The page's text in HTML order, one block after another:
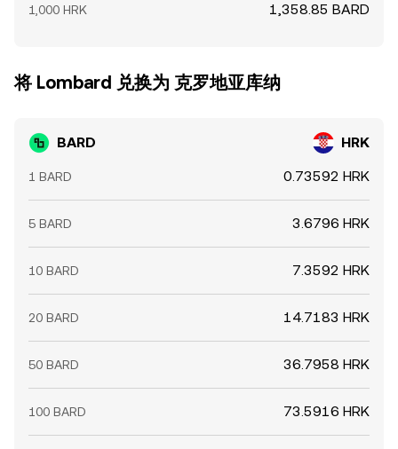
1,000 HRK 1,358.85 BARD
将 Lombard 兑换为 克罗地亚库纳
BARD HRK
1 BARD 0.73592 HRK
5 BARD 3.6796 HRK
10 BARD 7.3592 HRK
20 BARD 14.7183 HRK
50 BARD 36.7958 HRK
100 BARD 73.5916 HRK